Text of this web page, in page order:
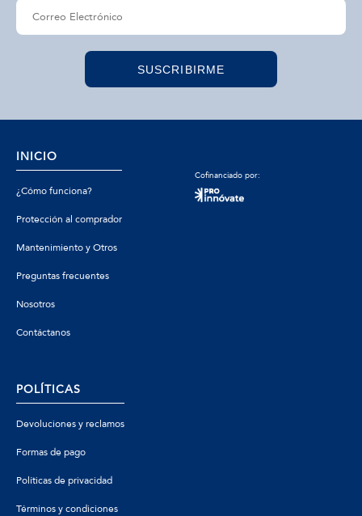
SUSCRIBIRME
INICIO
¿Cómo funciona?
Protección al comprador
Mantenimiento y Otros
Preguntas frecuentes
Nosotros
Contáctanos
Cofinanciado por:
POLÍTICAS
Devoluciones y reclamos
Formas de pago
Políticas de privacidad
Términos y condiciones